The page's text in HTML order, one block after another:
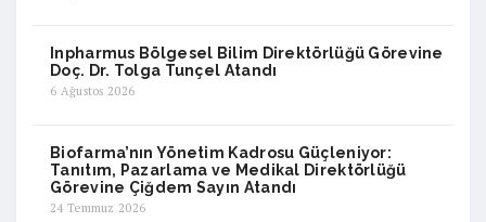
Inpharmus Bölgesel Bilim Direktörlüğü Görevine
Doç. Dr. Tolga Tunçel Atandı
6 Ağustos 2026
Biofarma’nın Yönetim Kadrosu Güçleniyor:
Tanıtım, Pazarlama ve Medikal Direktörlüğü
Görevine Çiğdem Sayın Atandı
24 Temmuz 2026